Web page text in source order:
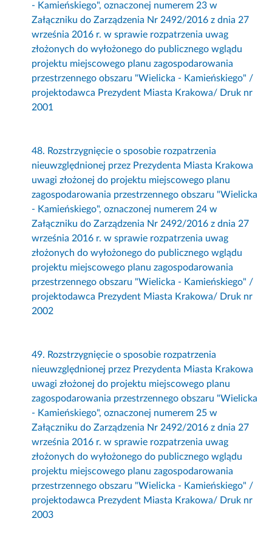
- Kamieńskiego", oznaczonej numerem 23 w
Załączniku do Zarządzenia Nr 2492/2016 z dnia 27
września 2016 r. w sprawie rozpatrzenia uwag
złożonych do wyłożonego do publicznego wglądu
projektu miejscowego planu zagospodarowania
przestrzennego obszaru "Wielicka - Kamieńskiego" /
projektodawca Prezydent Miasta Krakowa/ Druk nr
2001
48. Rozstrzygnięcie o sposobie rozpatrzenia
nieuwzględnionej przez Prezydenta Miasta Krakowa
uwagi złożonej do projektu miejscowego planu
zagospodarowania przestrzennego obszaru "Wielicka
- Kamieńskiego", oznaczonej numerem 24 w
Załączniku do Zarządzenia Nr 2492/2016 z dnia 27
września 2016 r. w sprawie rozpatrzenia uwag
złożonych do wyłożonego do publicznego wglądu
projektu miejscowego planu zagospodarowania
przestrzennego obszaru "Wielicka - Kamieńskiego" /
projektodawca Prezydent Miasta Krakowa/ Druk nr
2002
49. Rozstrzygnięcie o sposobie rozpatrzenia
nieuwzględnionej przez Prezydenta Miasta Krakowa
uwagi złożonej do projektu miejscowego planu
zagospodarowania przestrzennego obszaru "Wielicka
- Kamieńskiego", oznaczonej numerem 25 w
Załączniku do Zarządzenia Nr 2492/2016 z dnia 27
września 2016 r. w sprawie rozpatrzenia uwag
złożonych do wyłożonego do publicznego wglądu
projektu miejscowego planu zagospodarowania
przestrzennego obszaru "Wielicka - Kamieńskiego" /
projektodawca Prezydent Miasta Krakowa/ Druk nr
2003